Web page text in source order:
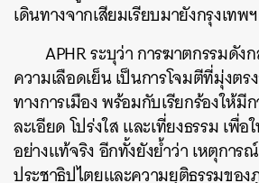
เดินทางจากเสียมเรียบมายังกรุงเทพฯ
APHR ระบุว่า การฆาตกรรมดัง
ความเลือดเย็น เป็นการโจมตีที่มุ่งต
ทางการเมือง พร้อมกับเรียกร้องให้มี
ละเอียด โปร่งใส และเที่ยงธรรม เพื่
อย่างแท้จริง อีกทั้งยังย้ำว่า เหตุการ
ประชาธิปไตยและความยุติธรรมขอ